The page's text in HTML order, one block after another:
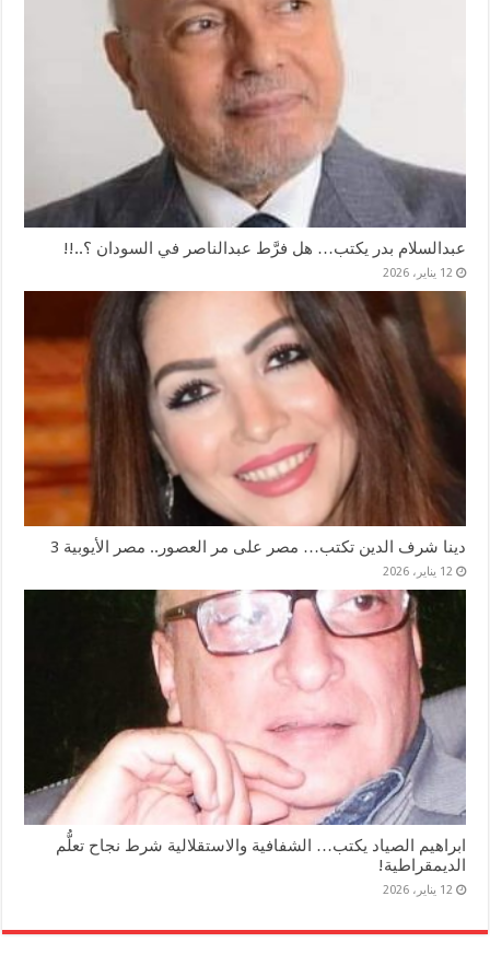
عبدالسلام بدر يكتب… هل فرَّط عبدالناصر في السودان ؟..!!
12 يناير، 2026
دينا شرف الدين تكتب… مصر على مر العصور.. مصر الأيوبية 3
12 يناير، 2026
ابراهيم الصياد يكتب… الشفافية والاستقلالية شرط نجاح تعلُّم
الديمقراطية!
12 يناير، 2026